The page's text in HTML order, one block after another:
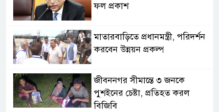
ফল প্রকাশ
মাতারবাড়িতে প্রধানমন্ত্রী, পরিদর্শন
করবেন উন্নয়ন প্রকল্প
জীবননগর সীমান্তে ৩ জনকে
পুশইনের চেষ্টা, প্রতিহত করল
বিজিবি